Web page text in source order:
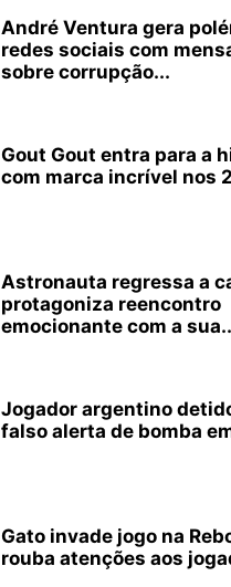
André Ventura gera
redes sociais com
sobre corrupção...
Gout Gout entra para a
com marca incrível nos
Astronauta regressa a
protagoniza reencontro
emocionante com a
Jogador argentino
falso alerta de bomba
Gato invade jogo na
rouba atenções aos